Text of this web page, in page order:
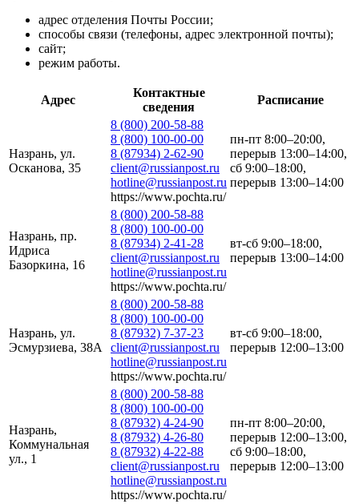
адрес отделения Почты России;
способы связи (телефоны, адрес электронной почты);
сайт;
режим работы.
Адрес
Контактные
сведения
Расписание
Назрань, ул.
Осканова, 35
8 (800) 200-58-88
8 (800) 100-00-00
8 (87934) 2-62-90
client@russianpost.ru
hotline@russianpost.ru
https://www.pochta.ru/
пн-пт 8:00–20:00,
перерыв 13:00–14:00,
сб 9:00–18:00,
перерыв 13:00–14:00
Назрань, пр.
Идриса
Базоркина, 16
8 (800) 200-58-88
8 (800) 100-00-00
8 (87934) 2-41-28
client@russianpost.ru
hotline@russianpost.ru
https://www.pochta.ru/
вт-сб 9:00–18:00,
перерыв 13:00–14:00
Назрань, ул.
Эсмурзиева, 38А
8 (800) 200-58-88
8 (800) 100-00-00
8 (87932) 7-37-23
client@russianpost.ru
hotline@russianpost.ru
https://www.pochta.ru/
вт-сб 9:00–18:00,
перерыв 12:00–13:00
Назрань,
Коммунальная
ул., 1
8 (800) 200-58-88
8 (800) 100-00-00
8 (87932) 4-24-90
8 (87932) 4-26-80
8 (87932) 4-22-88
client@russianpost.ru
hotline@russianpost.ru
https://www.pochta.ru/
пн-пт 8:00–20:00,
перерыв 12:00–13:00,
сб 9:00–18:00,
перерыв 12:00–13:00